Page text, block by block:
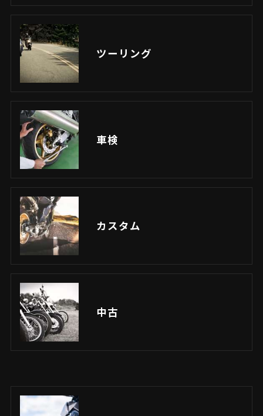
ツーリング
車検
カスタム
中古